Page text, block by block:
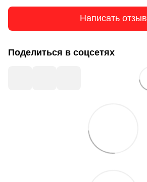
Написать отзыв
Поделиться в соцсетях